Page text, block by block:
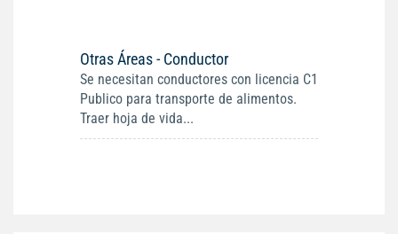
Otras Áreas - Conductor
Se necesitan conductores con licencia C1
Publico para transporte de alimentos.
Traer hoja de vida...